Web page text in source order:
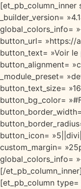
[et_pb_column_inner
_builder_version=
global_colors_info=
button_url= »https://
button_text= »Voir le
button_alignment=
_module_preset=
button_text_size=
button_bg_color=
button_icon=
custom_margin=
global_colors_info=
[/
[et_pb_column type=